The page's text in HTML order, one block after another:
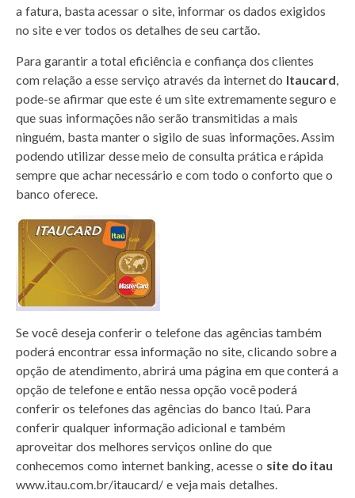
a fatura, basta acessar o site, informar os dados exigidos
no site e ver todos os detalhes de seu cartão.
Para garantir a total eficiência e confiança dos clientes
com relação a esse serviço através da internet do Itaucard,
pode-se afirmar que este é um site extremamente seguro e
que suas informações não serão transmitidas a mais
ninguém, basta manter o sigilo de suas informações. Assim
podendo utilizar desse meio de consulta prática e rápida
sempre que achar necessário e com todo o conforto que o
banco oferece.
Se você deseja conferir o telefone das agências também
poderá encontrar essa informação no site, clicando sobre a
opção de atendimento, abrirá uma página em que conterá a
opção de telefone e então nessa opção você poderá
conferir os telefones das agências do banco Itaú. Para
conferir qualquer informação adicional e também
aproveitar dos melhores serviços online do que
conhecemos como internet banking, acesse o site do itau
www.itau.com.br/itaucard/ e veja mais detalhes.